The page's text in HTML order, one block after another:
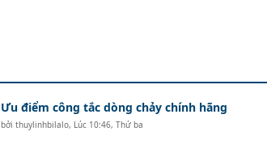
Ưu điểm công tắc dòng chảy chính hãng
bởi thuylinhbilalo, Lúc 10:46, Thứ ba